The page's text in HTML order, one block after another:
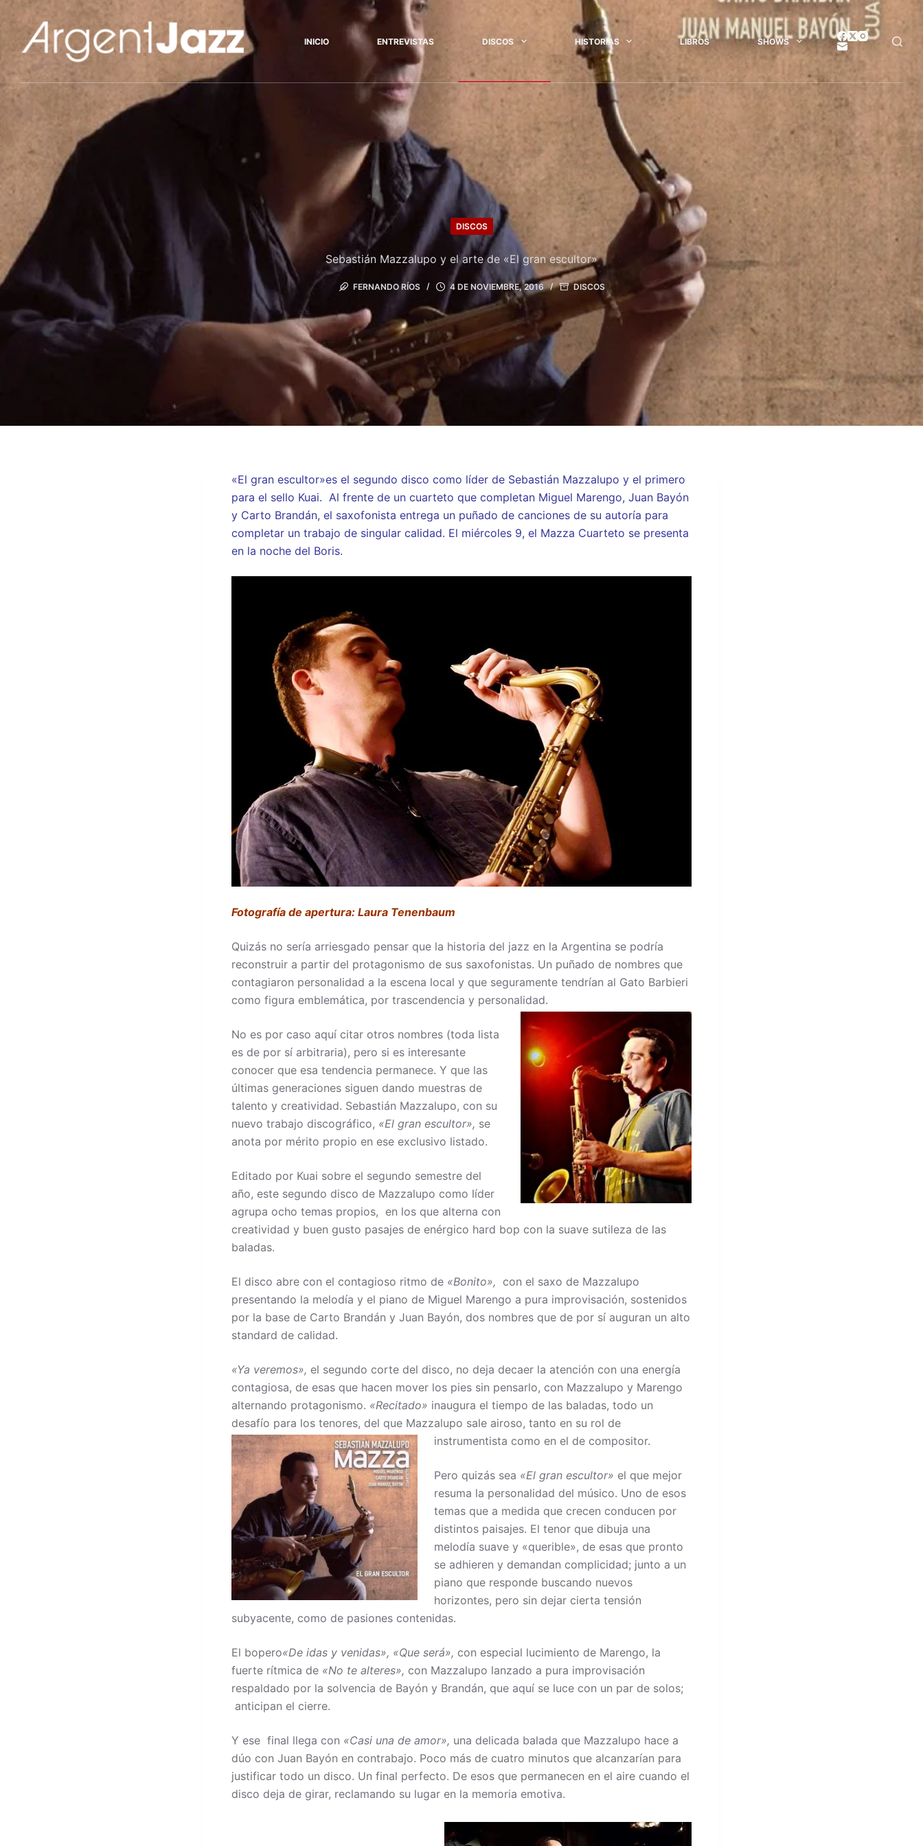
INICIO ENTREVISTAS DISCOS HISTORIAS LIBROS SHOWS
DISCOS
Sebastián Mazzalupo y el arte de «El gran escultor»
FERNANDO RÍOS 4 DE NOVIEMBRE, 2016 DISCOS
«El gran escultor»es el segundo disco como líder de Sebastián Mazzalupo y el primero
para el sello Kuai. Al frente de un cuarteto que completan Miguel Marengo, Juan Bayón
y Carto Brandán, el saxofonista entrega un puñado de canciones de su autoría para
completar un trabajo de singular calidad. El miércoles 9, el Mazza Cuarteto se presenta
en la noche del Boris.
Fotografía de apertura: Laura Tenenbaum
Quizás no sería arriesgado pensar que la historia del jazz en la Argentina se podría
reconstruir a partir del protagonismo de sus saxofonistas. Un puñado de nombres que
contagiaron personalidad a la escena local y que seguramente tendrían al Gato Barbieri
como figura emblemática, por trascendencia y personalidad.
No es por caso aquí citar otros nombres (toda lista
es de por sí arbitraria), pero si es interesante
conocer que esa tendencia permanece. Y que las
últimas generaciones siguen dando muestras de
talento y creatividad. Sebastián Mazzalupo, con su
nuevo trabajo discográfico, «El gran escultor», se
anota por mérito propio en ese exclusivo listado.
Editado por Kuai sobre el segundo semestre del
año, este segundo disco de Mazzalupo como líder
agrupa ocho temas propios, en los que alterna con
creatividad y buen gusto pasajes de enérgico hard bop con la suave sutileza de las
baladas.
El disco abre con el contagioso ritmo de «Bonito», con el saxo de Mazzalupo
presentando la melodía y el piano de Miguel Marengo a pura improvisación, sostenidos
por la base de Carto Brandán y Juan Bayón, dos nombres que de por sí auguran un alto
standard de calidad.
«Ya veremos», el segundo corte del disco, no deja decaer la atención con una energía
contagiosa, de esas que hacen mover los pies sin pensarlo, con Mazzalupo y Marengo
alternando protagonismo. «Recitado» inaugura el tiempo de las baladas, todo un
desafío para los tenores, del que Mazzalupo sale airoso, tanto en su rol de
instrumentista como en el de compositor.
Pero quizás sea «El gran escultor» el que mejor
resuma la personalidad del músico. Uno de esos
temas que a medida que crecen conducen por
distintos paisajes. El tenor que dibuja una
melodía suave y «querible», de esas que pronto
se adhieren y demandan complicidad; junto a un
piano que responde buscando nuevos
horizontes, pero sin dejar cierta tensión
subyacente, como de pasiones contenidas.
El bopero«De idas y venidas», «Que será», con especial lucimiento de Marengo, la
fuerte rítmica de «No te alteres», con Mazzalupo lanzado a pura improvisación
respaldado por la solvencia de Bayón y Brandán, que aquí se luce con un par de solos;
anticipan el cierre.
Y ese final llega con «Casi una de amor», una delicada balada que Mazzalupo hace a
dúo con Juan Bayón en contrabajo. Poco más de cuatro minutos que alcanzarían para
justificar todo un disco. Un final perfecto. De esos que permanecen en el aire cuando el
disco deja de girar, reclamando su lugar en la memoria emotiva.